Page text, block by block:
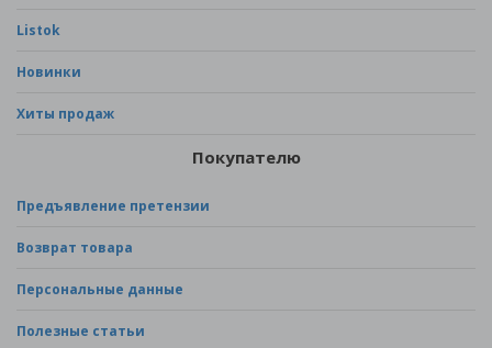
Listok
Новинки
Хиты продаж
Покупателю
Предъявление претензии
Возврат товара
Персональные данные
Полезные статьи